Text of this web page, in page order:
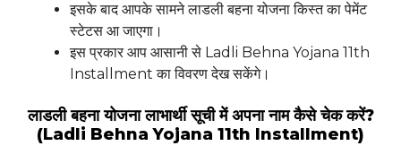
इसके बाद आपके सामने लाडली बहना योजना किस्त का पेमेंट
स्टेटस आ जाएगा।
इस प्रकार आप आसानी से Ladli Behna Yojana 11th
Installment का विवरण देख सकेंगे।
लाडली बहना योजना लाभार्थी सूची में अपना नाम कैसे चेक करें?
(Ladli Behna Yojana 11th Installment)